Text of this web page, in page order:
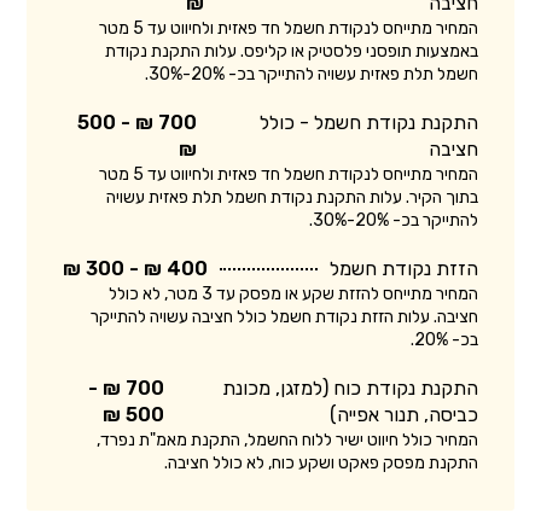
המחיר מתייחס לנקודת חשמל חד פאזית ולחיווט עד 5 מטר
באמצעות תופסני פלסטיק או קליפס. עלות התקנת נקודת
חשמל תלת פאזית עשויה להתייקר בכ- 20%-30%.
התקנת נקודת חשמל - כולל
חציבה
700 ₪ - 500
₪
המחיר מתייחס לנקודת חשמל חד פאזית ולחיווט עד 5 מטר
בתוך הקיר. עלות התקנת נקודת חשמל תלת פאזית עשויה
להתייקר בכ- 20%-30%.
הזזת נקודת חשמל 400 ₪ - 300 ₪
המחיר מתייחס להזזת שקע או מפסק עד 3 מטר, לא כולל
חציבה. עלות הזזת נקודת חשמל כולל חציבה עשויה להתייקר
בכ- 20%.
התקנת נקודת כוח (למזגן, מכונת
כביסה, תנור אפייה)
700 ₪ -
500 ₪
המחיר כולל חיווט ישיר ללוח החשמל, התקנת מאמ"ת נפרד,
התקנת מפסק פאקט ושקע כוח, לא כולל חציבה.